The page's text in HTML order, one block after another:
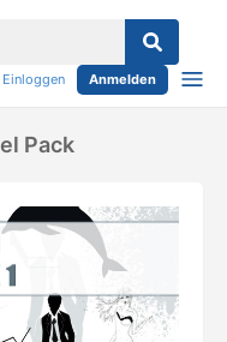
Einloggen Anmelden
Pack